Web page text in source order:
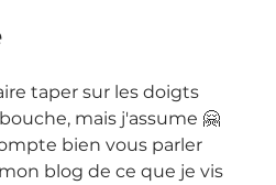
taper sur les doigts
mais j'assume 🤗
bien vous parler
blog de ce que je vis